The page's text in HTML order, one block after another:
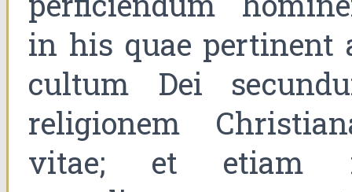
in his quae pertinent
cultum Dei
religionem
vitae; et etiam